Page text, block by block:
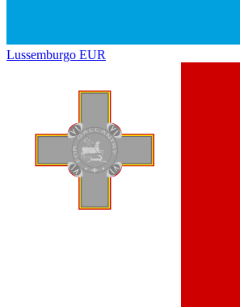
Lussemburgo EUR